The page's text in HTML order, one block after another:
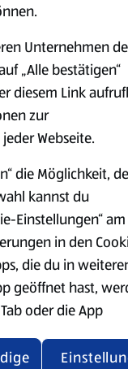
Produkte
&
Eier
Unternehmen
„Alle bestätigen“
diesem Link
zur
Webseite.
die Möglichkeit,
kannst du
Einstellungen“
in den
die du in
geöffnet hast,
oder die App
wieder geöffnet